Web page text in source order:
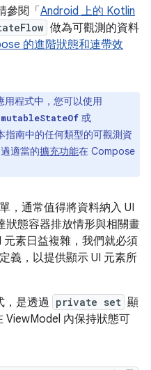
參閱「 Android 上的 Kotlin
做為可觀測的資料
的進階狀態和連帶效
程式中，您可以使用
mutableStateOf 或
指南中的任何類型的可觀測資
適當的擴充功能在 Compose
，通常值得將資料納入 UI
狀態容器排放情形與相關畫
元素日益複雜，我們就必須
義，以提供顯示 UI 元素所
，是透過 private set 顯
ViewModel 內保持狀態可